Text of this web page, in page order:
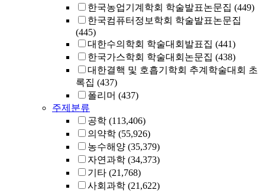
한국농업기계학회 학술발표논문집 (449)
한국컴퓨터정보학회 학술발표논문집
(445)
대한수의학회 학술대회발표집 (441)
한국가스학회 학술대회논문집 (438)
대한결핵 및 호흡기학회 추계학술대회 초
록집 (437)
폴리머 (437)
주제분류
공학 (113,406)
의약학 (55,926)
농수해양 (35,379)
자연과학 (34,373)
기타 (21,768)
사회과학 (21,622)